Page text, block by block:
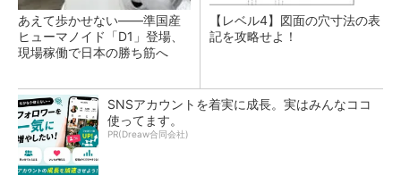
あえて歩かせない――準国産
ヒューマノイド「D1」登場、
現場稼働で日本の勝ち筋へ
【レベル4】図面の穴寸法の表
記を攻略せよ！
SNSアカウントを着実に成長。実はみんなココ
使ってます。
PR(Dreaw合同会社)